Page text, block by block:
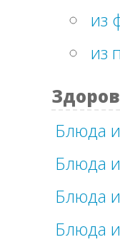
из
из
Блюда
Блюда
Блюда
Блюда